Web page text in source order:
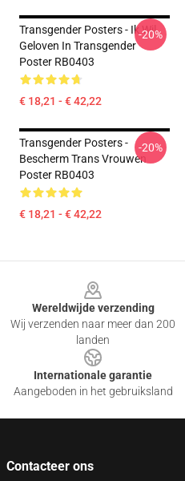
Transgender Posters - Ik Wil
Geloven In Transgender
Poster RB0403
€ 18,21 - € 42,22
-20%
Transgender Posters -
Bescherm Trans Vrouwen
Poster RB0403
€ 18,21 - € 42,22
-20%
Wereldwijde verzending
Wij verzenden naar meer dan 200
landen
Internationale garantie
Aangeboden in het gebruiksland
Contacteer ons